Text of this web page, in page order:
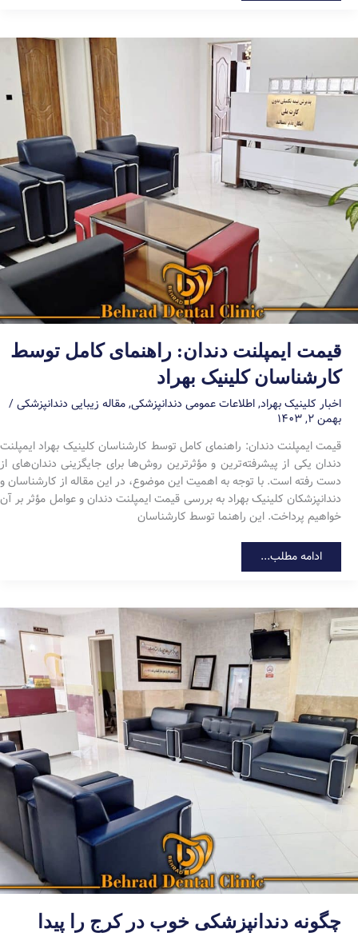
چیست؟
قیمت ایمپلنت دندان: راهنمای کامل توسط
کارشناسان کلینیک بهراد
اخبار کلینیک بهراد,اطلاعات عمومی دندانپزشکی,مقاله زیبایی دندانپزشکی/
بهمن ۲, ۱۴۰۳
قیمت ایمپلنت دندان: راهنمای کامل توسط کارشناسان کلینیک بهراد ایمپلنت
دندان یکی از پیشرفته‌ترین و مؤثرترین روش‌ها برای جایگزینی دندان‌های از
دست رفته است. با توجه به اهمیت این موضوع، در این مقاله از کارشناسان و
دندانپزشکان کلینیک بهراد به بررسی قیمت ایمپلنت دندان و عوامل مؤثر بر آن
خواهیم پرداخت. این راهنما توسط کارشناسان
قیمت
دندان:
توسط
کارشناسان
کلینیک
ادامه مطلب...
چگونه دندانپزشکی خوب در کرج را پیدا